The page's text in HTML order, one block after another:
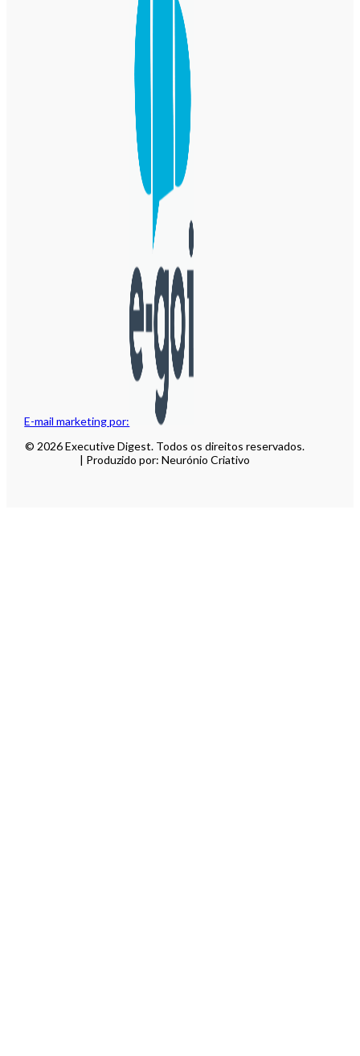
E-mail marketing por:
© 2026 Executive Digest. Todos os direitos reservados.
| Produzido por: Neurónio Criativo